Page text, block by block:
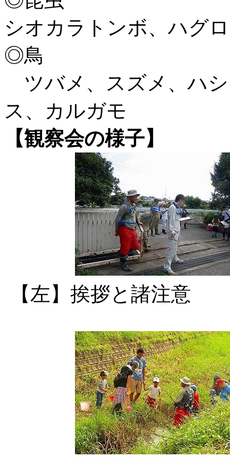
シオカラトンボ、ハグ
◎鳥
ツバメ、スズメ、ハ
ス、カルガモ
【観察会の様子】
【左】挨拶と諸